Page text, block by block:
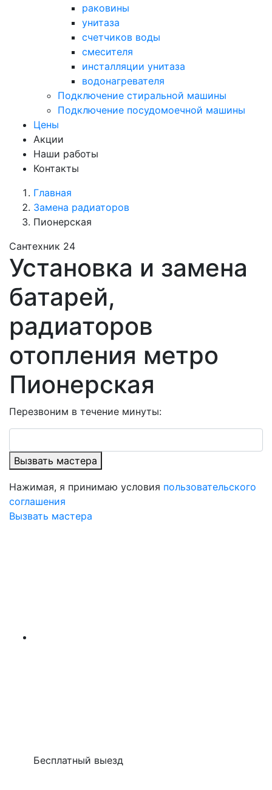
раковины
унитаза
счетчиков воды
смесителя
инсталляции унитаза
водонагревателя
Подключение стиральной машины
Подключение посудомоечной машины
Цены
Акции
Наши работы
Контакты
Главная
Замена радиаторов
Пионерская
Сантехник 24
Установка и замена
батарей,
радиаторов
отопления метро
Пионерская
Перезвоним в течение минуты:
Вызвать мастера
Нажимая, я принимаю условия пользовательского
соглашения
Вызвать мастера
Бесплатный выезд